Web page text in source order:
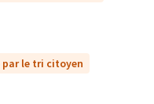
par le tri citoyen